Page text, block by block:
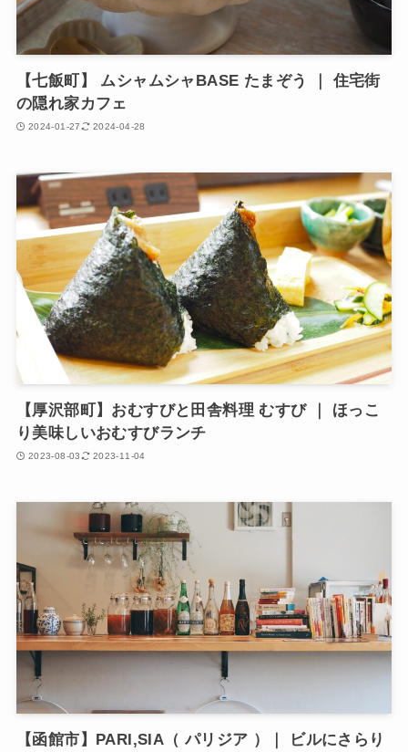
【七飯町】 ムシャムシャBASE たまぞう ｜ 住宅街
の隠れ家カフェ
2024-01-27 2024-04-28
【厚沢部町】おむすびと田舎料理 むすび ｜ ほっこ
り美味しいおむすびランチ
2023-08-03 2023-11-04
【函館市】PARI,SIA（ パリジア ）｜ ビルにさらり